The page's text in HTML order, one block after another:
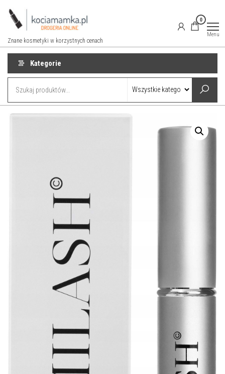
Przejdź
Znane kosmetyki w korzystnych cenach
0
Menu
Kategorie